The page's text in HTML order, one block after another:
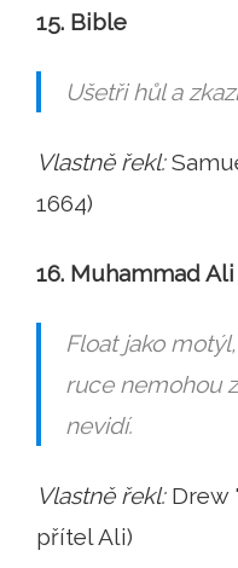
15. Bible
Ušetři hůl a
Vlastně řekl:
1664)
16. Muhammad Ali
Float jako
ruce nemohou
nevidí.
Vlastně řekl: Drew
přítel Ali)